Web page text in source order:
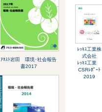
ｱﾈｽﾄ岩田 環境･社会報告
書2017
ﾚｯｷｽ工業株
式会社
ﾚｯｷｽ工業
CSRﾚﾎﾟｰﾄ
2019